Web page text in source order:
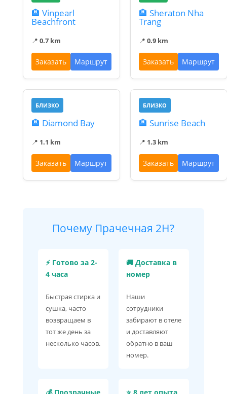
🏨 Vinpearl
Beachfront
📍 0.7 km
Заказать Маршрут
🏨 Sheraton Nha
Trang
📍 0.9 km
Заказать Маршрут
БЛИЗКО
🏨 Diamond Bay
📍 1.1 km
Заказать Маршрут
БЛИЗКО
🏨 Sunrise Beach
📍 1.3 km
Заказать Маршрут
Почему Прачечная 2H?
⚡ Готово за 2-
4 часа
Быстрая стирка и
сушка, часто
возвращаем в
тот же день за
несколько часов.
🚚 Доставка в
номер
Наши
сотрудники
забирают в отеле
и доставляют
обратно в ваш
номер.